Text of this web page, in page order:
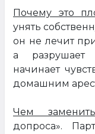
Почему это
унять
он не лечит
а разрушает
начинает
домашним
Чем
допроса».